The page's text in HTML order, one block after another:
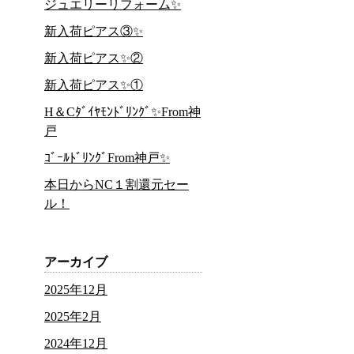
ジュエリーリフォーム✨
新入荷ピアス③✨
新入荷ピアス✨②
新入荷ピアス✨①
H＆Cﾀﾞｲﾔﾓﾝﾄﾞﾘﾝｸﾞ✨From神
戸
ｺﾞｰﾙﾄﾞﾘﾝｸﾞFrom神戸✨
本日からNC１割還元セー
ル！
アーカイブ
2025年12月
2025年2月
2024年12月